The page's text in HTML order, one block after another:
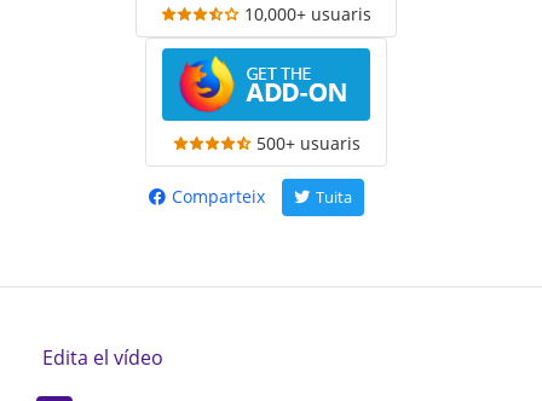
10,000+ usuaris
500+ usuaris
Comparteix Tuita
Edita el vídeo